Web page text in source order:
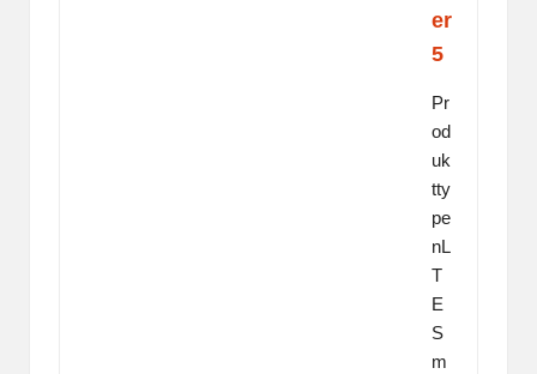
er
5
Pr
od
uk
tty
pe
nL
T
E
S
m